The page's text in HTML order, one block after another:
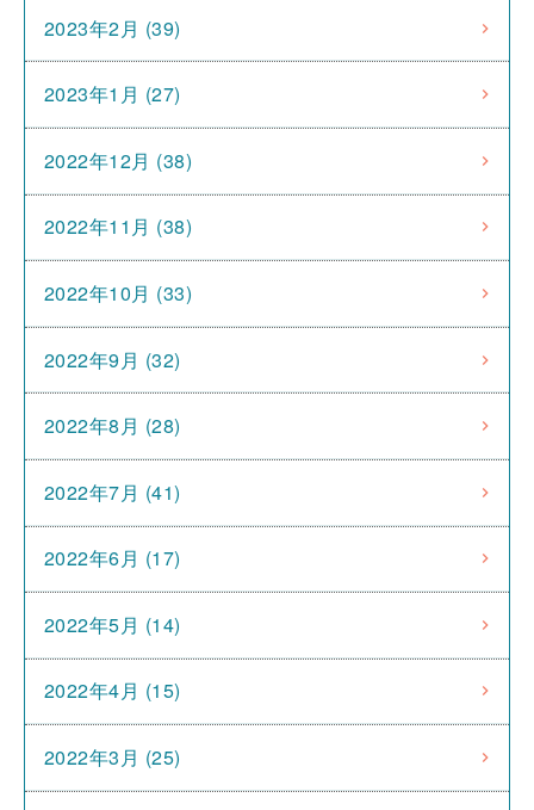
2023年2月 (39)
2023年1月 (27)
2022年12月 (38)
2022年11月 (38)
2022年10月 (33)
2022年9月 (32)
2022年8月 (28)
2022年7月 (41)
2022年6月 (17)
2022年5月 (14)
2022年4月 (15)
2022年3月 (25)